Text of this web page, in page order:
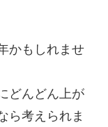
かもしれませ
どんどん上が
ら考えられま